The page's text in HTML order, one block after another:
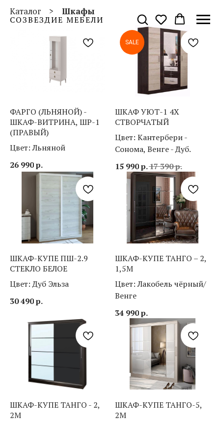
СОЗВЕЗДИЕ МЕБЕЛИ
Каталог Шкафы
>
ФАРГО (ЛЬНЯНОЙ) -
ШКАФ-ВИТРИНА, ШР-1
(ПРАВЫЙ)
Цвет: Льняной
26 990р.
SALE
ШКАФ УЮТ-1 4Х
СТВОРЧАТЫЙ
Цвет: Кантербери -
Сонома, Венге - Дуб.
15 990р.17 390р.
ШКАФ-КУПЕ ПШ-2.9
СТЕКЛО БЕЛОЕ
Цвет: Дуб Эльза
30 490р.
ШКАФ-КУПЕ ТАНГО – 2,
1,5М
Цвет: Лакобель чёрный/
Венге
34 990р.
ШКАФ-КУПЕ ТАНГО - 2,
2М
ШКАФ-КУПЕ ТАНГО-5,
2М